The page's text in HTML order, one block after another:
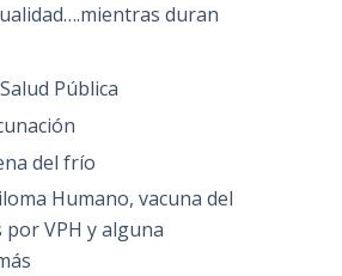
duran
Pública
del frío
Humano, vacuna del
VPH y alguna